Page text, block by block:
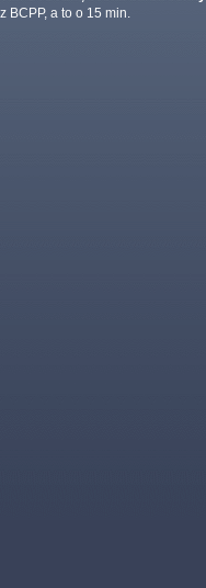
a to o 15 min.